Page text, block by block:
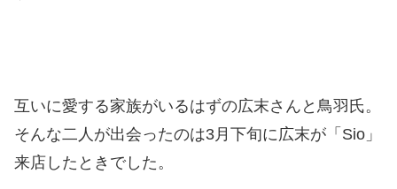
互いに愛する家族がいるはずの広末さんと鳥羽氏。
そんな二人が出会ったのは3月下旬に広末が「Sio」
来店したときでした。